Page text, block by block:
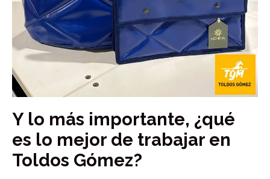
Y lo más importante, ¿qué
es lo mejor de trabajar en
Toldos Gómez?